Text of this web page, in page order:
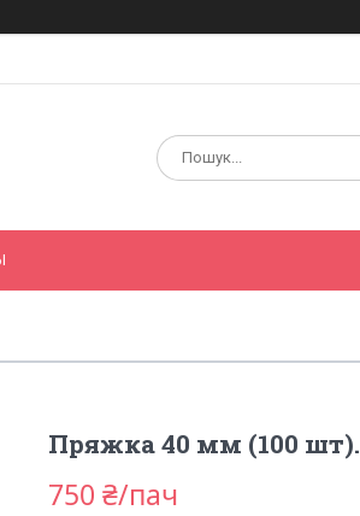
Пряжка 40 мм (100 шт).
750 ₴/пач